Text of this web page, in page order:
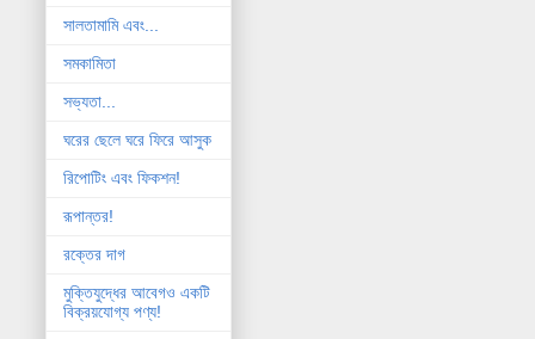
সালতামামি এবং...
সমকামিতা
সভ্যতা...
ঘরের ছেলে ঘরে ফিরে আসুক
রিপোটিং এবং ফিকশন!
রূপান্তর!
রক্তের দাগ
মুক্তিযুদ্ধের আবেগও একটি
বিক্রয়যোগ্য পণ্য!